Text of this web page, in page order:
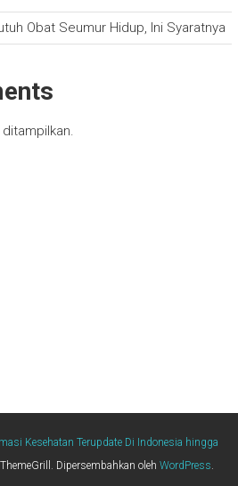
Obat Seumur Hidup, Ini Syaratnya
Kesehatan Terupdate Di Indonesia hingga
Dipersembahkan olehWordPress.